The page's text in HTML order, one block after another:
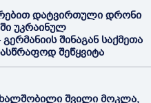
დატვირთული დრონი
უკრაინულ
შინაგან საქმეთა
შეწყვიტა
შვილი მოკლა,